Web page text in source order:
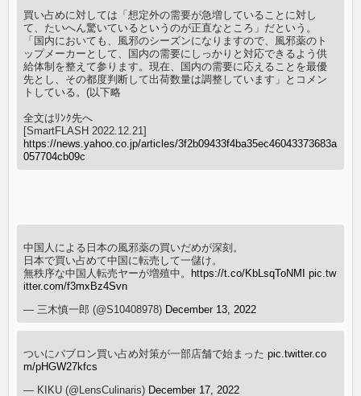
買い占めに対しては「想定外の需要が急増していることに対し
て、たいへん驚いているというのが正直なところ」だという。
「国内においても、風邪のシーズンになりますので、風邪薬のト
ップメーカーとして、国内の需要にしっかりと対応できるよう供
給体制を整えて参ります。現在、国内の需要に応えることを最優
先とし、その都度判断して出荷数量は調整しています」とコメン
トしている。(以下略
全文はﾘﾝｸ先へ
[SmartFLASH 2022.12.21]
https://news.yahoo.co.jp/articles/3f2b09433f4ba35ec46043373683a
057704cb09c
中国人による日本の風邪薬の買いだめが深刻。
日本で買い占めて中国に転売して一儲け。
無秩序な中国人転売ヤーが増殖中。
https://t.co/KbLsqToNMI
pic.tw
itter.com/f3mxBz4Svn
— 三木慎一郎 (@S10408978) December 13, 2022
ついにパブロン買い占め対策が一部店舗で始まったpic.twitter.co
m/pHGW27kfcs
— KIKU (@LensCulinaris) December 17, 2022